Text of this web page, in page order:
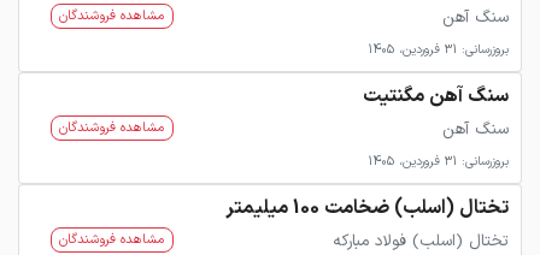
سنگ آهن
بروزرسانی: 31 فروردین، 1405
مشاهده فروشندگان
سنگ آهن مگنتیت
سنگ آهن
بروزرسانی: 31 فروردین، 1405
مشاهده فروشندگان
تختال (اسلب) ضخامت 100 میلیمتر
تختال (اسلب) فولاد مبارکه مشاهده فروشندگان